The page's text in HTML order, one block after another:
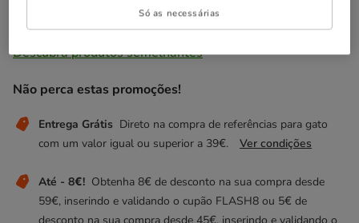
Não perca estas promoções!
Entrega Grátis Direto na compra de referências para gato
com um valor igual ou superior a 39€.
Ver condições
Até - 8€! Obtenha 8€ de desconto na sua compra desde
59€, inserindo e validando o cupão FLASH8 ou 5€ de
Temporariamente sem stock
Descubra produtos semelhantes
Só as necessárias